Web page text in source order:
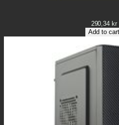
290,34 kr
Add to cart